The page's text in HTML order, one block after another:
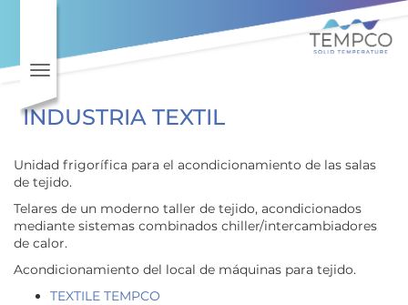
Ir al contenido principal
Toggle navigation
INDUSTRIA TEXTIL
Unidad frigorífica para el acondicionamiento de las salas
de tejido.
Telares de un moderno taller de tejido, acondicionados
mediante sistemas combinados chiller/intercambiadores
de calor.
Acondicionamiento del local de máquinas para tejido.
TEXTILE TEMPCO